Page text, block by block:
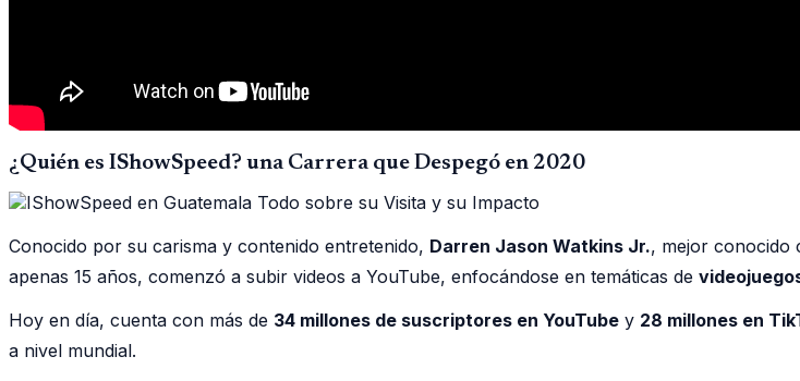
¿Quién es IShowSpeed? una Carrera que Despegó en 2020
Conocido por su carisma y contenido entretenido, Darren Jason Watkins Jr., mejor conocido
apenas 15 años, comenzó a subir videos a YouTube, enfocándose en temáticas de
Hoy en día, cuenta con más de 34 millones de suscriptores en YouTube y 28 millones en
a nivel mundial.